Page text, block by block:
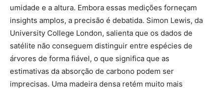
umidade e a altura. Embora essas medições forneçam
insights amplos, a precisão é debatida. Simon Lewis, da
University College London, salienta que os dados de
satélite não conseguem distinguir entre espécies de
árvores de forma fiável, o que significa que as
estimativas da absorção de carbono podem ser
imprecisas. Uma madeira densa retém muito mais